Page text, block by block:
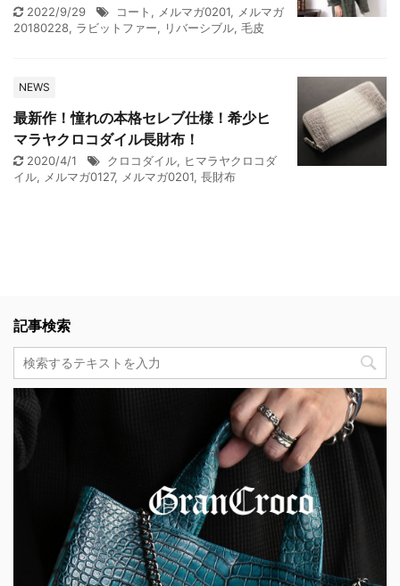
2022/9/29 コート , メルマガ0201, メルマガ
20180228, ラビットファー, リバーシブル, 毛皮
NEWS
最新作！憧れの本格セレブ仕様！希少ヒ
マラヤクロコダイル長財布！
2020/4/1 クロコダイル, ヒマラヤクロコダ
イル, メルマガ0127, メルマガ0201, 長財布
記事検索